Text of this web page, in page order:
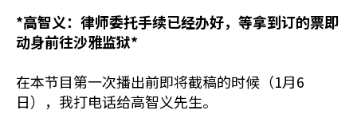
*高智义：律师委托手续已经办好，等拿到订的票即
动身前往沙雅监狱*
在本节目第一次播出前即将截稿的时候（1月6
日），我打电话给高智义先生。